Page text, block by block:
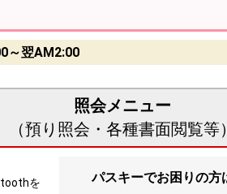
～翌AM2:00
照会メニュー
（預り照会・各種書面閲覧等）
を
パスキーでお困りの方